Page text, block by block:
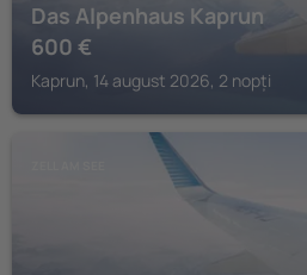
Das Alpenhaus Kaprun
600 €
Kaprun, 14 august 2026, 2 nopți